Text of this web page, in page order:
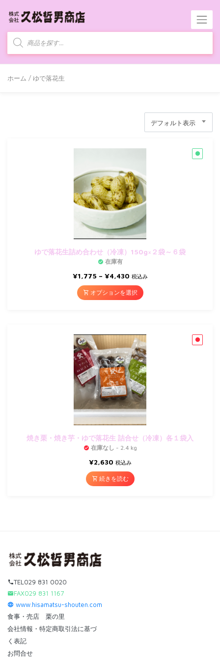
商
索
ホーム / ゆで落花生
デフォルト表示
ゆで落花生詰め合わせ（冷凍）150g×２袋～６袋
在庫有
¥1,775 – ¥4,430 税込み
オプションを選択
焼き栗・焼き芋・ゆで落花生 詰合せ（冷凍）各１袋入
在庫なし - 2.4 kg
¥2,630 税込み
続きを読む
TEL029 831 0020
FAX029 831 1167
www.hisamatsu-shouten.com
食事・売店 栗の里
会社情報・特定商取引法に基づ
く表記
お問合せ